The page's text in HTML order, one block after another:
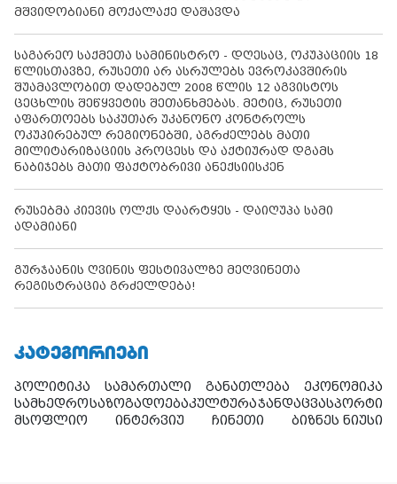
მშვიდობიანი მოქალაქე დაშავდა
საგარეო საქმეთა სამინისტრო - დღესაც, ოკუპაციის 18
წლისთავზე, რუსეთი არ ასრულებს ევროკავშირის
შუამავლობით დადებულ 2008 წლის 12 აგვისტოს
ცეცხლის შეწყვეტის შეთანხმებას. მეტიც, რუსეთი
აფართოებს საკუთარ უკანონო კონტროლს
ოკუპირებულ რეგიონებში, აგრძელებს მათი
მილიტარიზაციის პროცესს და აქტიურად დგამს
ნაბიჯებს მათი ფაქტობრივი ანექსიისკენ
რუსებმა კიევის ოლქს დაარტყეს - დაიღუპა სამი
ადამიანი
გურჯაანის ღვინის ფესტივალზე მეღვინეთა
რეგისტრაცია გრძელდება!
ᲙᲐᲢᲔᲒᲝᲠᲘᲔᲑᲘ
პოლიტიკა სამართალი განათლება
ეკონომიკა
სამხედროსაზოგადოებაკულტურაჯანდაცვასპორტი
მსოფლიო
ინტერვიუ ჩინეთი ბიზნეს ნიუსი